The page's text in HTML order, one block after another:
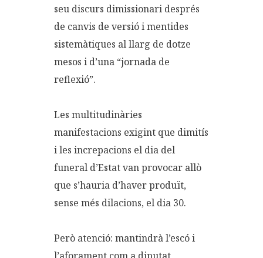
seu discurs dimissionari després
de canvis de versió i mentides
sistemàtiques al llarg de dotze
mesos i d’una “jornada de
reflexió”.
Les multitudinàries
manifestacions exigint que dimitís
i les increpacions el dia del
funeral d’Estat van provocar allò
que s’hauria d’haver produït,
sense més dilacions, el dia 30.
Però atenció: mantindrà l’escó i